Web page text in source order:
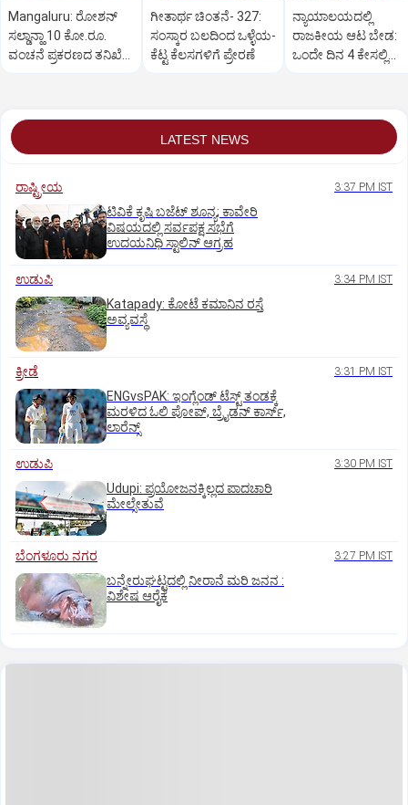
Mangaluru: ರೋಶನ್‌
ಸಲ್ಡಾನ್ಹಾ 10 ಕೋ.ರೂ.
ವಂಚನೆ ಪ್ರಕರಣದ ತನಿಖೆ
ಗೀತಾರ್ಥ ಚಿಂತನೆ- 327:
ಸಂಸ್ಕಾರ ಬಲದಿಂದ ಒಳ್ಳೆಯ-
ಕೆಟ್ಟ ಕೆಲಸಗಳಿಗೆ ಪ್ರೇರಣೆ
ನ್ಯಾಯಾಲಯದಲ್ಲಿ
ರಾಜಕೀಯ ಆಟ ಬೇಡ:
ಒಂದೇ ದಿನ 4 ಕೇಸಲ್ಲಿ
LATEST NEWS
ರಾಷ್ಟ್ರೀಯ 3:37 PM IST
ಟಿವಿಕೆ ಕೃಷಿ ಬಜೆಟ್ ಶೂನ್ಯ; ಕಾವೇರಿ
ವಿಷಯದಲ್ಲಿ ಸರ್ವಪಕ್ಷ ಸಭೆಗೆ
ಉದಯನಿಧಿ ಸ್ಟಾಲಿನ್ ಆಗ್ರಹ
ಉಡುಪಿ 3:34 PM IST
Katapady: ಕೋಟೆ ಕಮಾನಿನ ರಸ್ತೆ
ಅವ್ಯವಸ್ಥೆ
ಕ್ರೀಡೆ 3:31 PM IST
ENGvsPAK: ಇಂಗ್ಲೆಂಡ್‌ ಟೆಸ್ಟ್‌ ತಂಡಕ್ಕೆ
ಮರಳಿದ ಓಲಿ ಪೋಪ್, ಬ್ರೈಡನ್ ಕಾರ್ಸ್,
ಲಾರೆನ್ಸ್
ಉಡುಪಿ 3:30 PM IST
Udupi: ಪ್ರಯೋಜನಕ್ಕಿಲ್ಲದ ಪಾದಚಾರಿ
ಮೇಲ್ಸೇತುವೆ
ಬೆಂಗಳೂರು ನಗರ 3:27 PM IST
ಬನ್ನೇರುಘಟ್ಟದಲ್ಲಿ ನೀರಾನೆ ಮರಿ ಜನನ :
ವಿಶೇಷ ಆರೈಕೆ